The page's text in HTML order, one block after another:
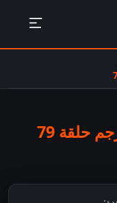
حلقة 79